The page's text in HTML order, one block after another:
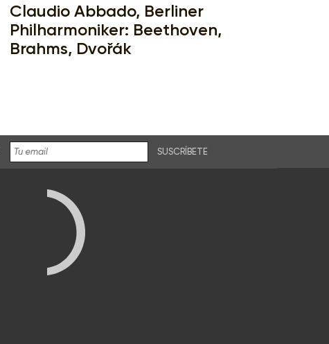
Claudio Abbado, Berliner
Philharmoniker: Beethoven,
Brahms, Dvořák
SUSCRÍBETE